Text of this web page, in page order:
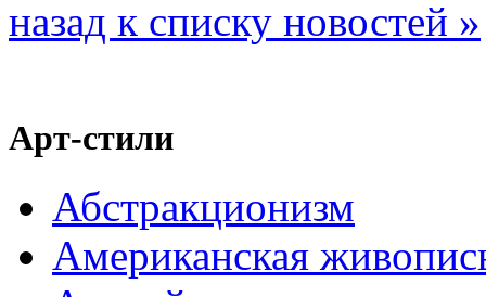
назад к списку новостей »
Арт-стили
Абстракционизм
Американская